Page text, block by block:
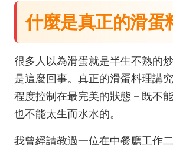
什麼是真正的滑蛋
很多人以為滑蛋就是半生不熟的
是這麼回事。真正的滑蛋料理講
程度控制在最完美的狀態－既不
也不能太生而水水的。
我曾經請教過一位在中餐廳工作